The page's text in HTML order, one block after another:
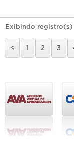
Exibindo registro(s)
< 1 2 3